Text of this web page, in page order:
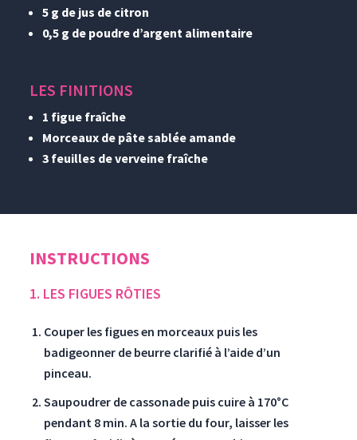
5 g de jus de citron
0,5 g de poudre d’argent alimentaire
LES FINITIONS
1 figue fraîche
Morceaux de pâte sablée amande
3 feuilles de verveine fraîche
INSTRUCTIONS
1. LES FIGUES RÔTIES
Couper les figues en morceaux puis les
badigeonner de beurre clarifié à l’aide d’un
pinceau.
Saupoudrer de cassonade puis cuire à 170°C
pendant 8 min. A la sortie du four, laisser les